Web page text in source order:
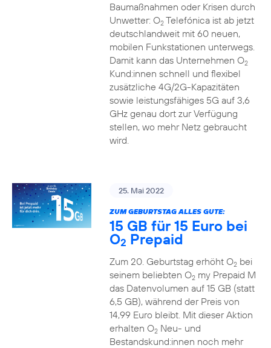
Baumaßnahmen oder Krisen durch
Unwetter: O2Telefónica ist ab jetzt
deutschlandweit mit 60 neuen,
mobilen Funkstationen unterwegs.
Damit kann das Unternehmen O2
Kund:innen schnell und flexibel
zusätzliche 4G/2G-Kapazitäten
sowie leistungsfähiges 5G auf 3,6
GHz genau dort zur Verfügung
stellen, wo mehr Netz gebraucht
wird.
25. Mai 2022
ZUM GEBURTSTAG ALLES GUTE:
15 GB für 15 Euro bei
O2 Prepaid
Zum 20. Geburtstag erhöht O2bei
seinem beliebten O2my Prepaid M
das Datenvolumen auf 15 GB (statt
6,5 GB), während der Preis von
14,99 Euro bleibt. Mit dieser Aktion
erhalten O2Neu- und
Bestandskund:innen noch mehr